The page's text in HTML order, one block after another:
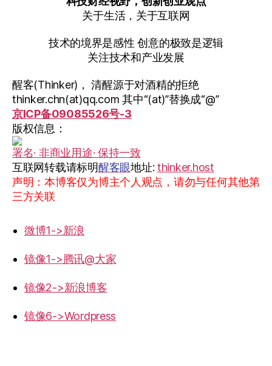
关于生活，关于互联网
技术的境界是感性 创意的极致是逻辑
关注技术和产业发展
醒客(Thinker)， 清醒源于对酒精的拒绝
thinker.chn(at)qq.com 其中“(at)”替换成“@”
京ICP备09085526号-3
版权信息：
署名· 非商业用途· 保持一致
互联网转载请标明醒客眼地址: thinker.host
声明：本博客仅为博主个人观点，请勿与任何其他第
三方关联
微博1->新浪
镜像1->腾讯@大家
镜像2->新浪博客
镜像6->Wordpress